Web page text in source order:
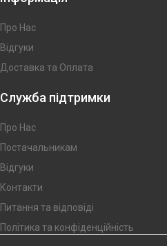
Про Нас
Відгуки
Доставка та Оплата
Служба підтримки
Про Нас
Постачальникам
Відгуки
Контакти
Питання та відповіді
Політика та конфіденційність